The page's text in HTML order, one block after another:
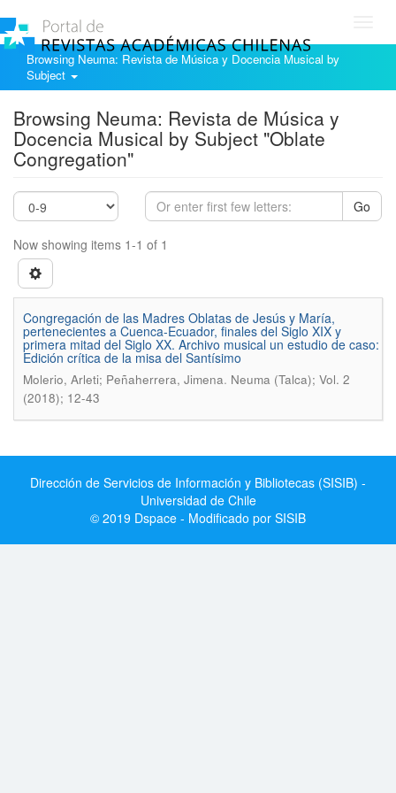
Browsing Neuma: Revista de Música y Docencia Musical by
Subject
Browsing Neuma: Revista de Música y
Docencia Musical by Subject "Oblate
Congregation"
Go
Now showing items 1-1 of 1
Congregación de las Madres Oblatas de Jesús y María,
pertenecientes a Cuenca-Ecuador, finales del Siglo XIX y
primera mitad del Siglo XX. Archivo musical un estudio de caso:
Edición crítica de la misa del Santísimo
Molerio, Arleti; Peñaherrera, Jimena. Neuma (Talca); Vol. 2
(2018); 12-43
Dirección de Servicios de Información y Bibliotecas (SISIB) -
Universidad de Chile
© 2019 Dspace - Modificado por SISIB